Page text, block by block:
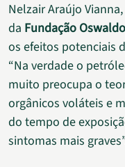
Nelzair Araújo
da Fundação
os efeitos potenciais
“Na verdade o
muito preocupa o
orgânicos voláteis e
do tempo de
sintomas mais